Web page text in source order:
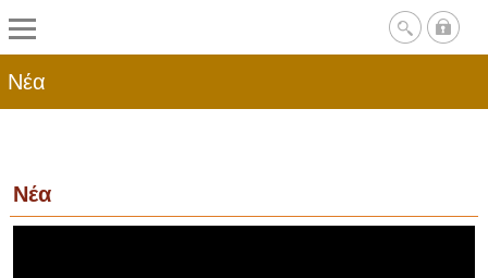
Νέα
Νέα